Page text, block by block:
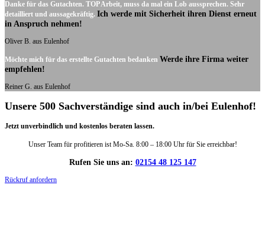
Danke für das Gutachten. TOP Arbeit, muss da mal ein Lob aussprechen. Sehr
detailliert und aussagekräftig. Ich werde mit Sicherheit ihren Dienst erneut
in Anspruch nehmen!
Oliver B. aus Eulenhof
Möchte mich für das erstellte Gutachten bedanken Werde ihre Firma weiter
empfehlen!
Reiner G. aus Eulenhof
Unsere 500 Sachverständige sind auch in/bei Eulenhof!
Jetzt unverbindlich und kostenlos beraten lassen.
Unser Team für profitieren ist Mo-Sa. 8:00 – 18:00 Uhr für Sie erreichbar!
Rufen Sie uns an: 02154 48 125 147
Rückruf anfordern